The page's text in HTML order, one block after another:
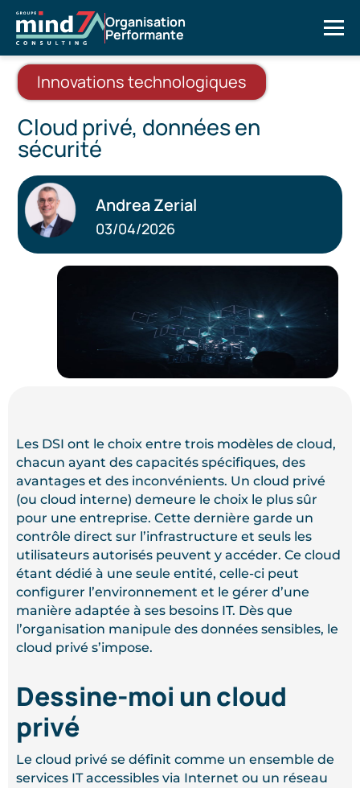
Organisation
Performante
Innovations technologiques
Cloud privé, données en
sécurité
Andrea Zerial
03/04/2026
Les DSI ont le choix entre trois modèles de cloud,
chacun ayant des capacités spécifiques, des
avantages et des inconvénients. Un cloud privé
(ou cloud interne) demeure le choix le plus sûr
pour une entreprise. Cette dernière garde un
contrôle direct sur l’infrastructure et seuls les
utilisateurs autorisés peuvent y accéder. Ce cloud
étant dédié à une seule entité, celle-ci peut
configurer l’environnement et le gérer d’une
manière adaptée à ses besoins IT. Dès que
l’organisation manipule des données sensibles, le
cloud privé s’impose.
Dessine-moi un cloud
privé
Le cloud privé se définit comme un ensemble de
services IT accessibles via Internet ou un réseau